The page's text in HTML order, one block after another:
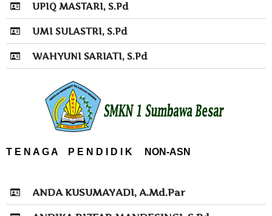
UPIQ MASTARI, S.Pd
UMI SULASTRI, S.Pd
WAHYUNI SARIATI, S.Pd
T E N A G A P E N D I D I K NON-ASN
ANDA KUSUMAYADI, A.Md.Par